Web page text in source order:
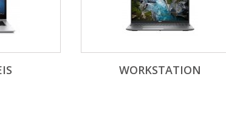
WORKSTATION